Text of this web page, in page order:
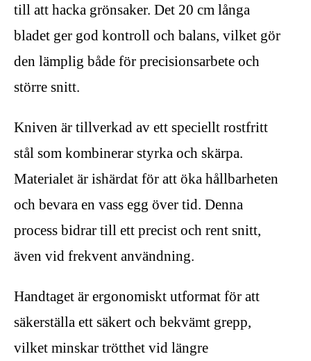
till att hacka grönsaker. Det 20 cm långa
bladet ger god kontroll och balans, vilket gör
den lämplig både för precisionsarbete och
större snitt.
Kniven är tillverkad av ett speciellt rostfritt
stål som kombinerar styrka och skärpa.
Materialet är ishärdat för att öka hållbarheten
och bevara en vass egg över tid. Denna
process bidrar till ett precist och rent snitt,
även vid frekvent användning.
Handtaget är ergonomiskt utformat för att
säkerställa ett säkert och bekvämt grepp,
vilket minskar trötthet vid längre